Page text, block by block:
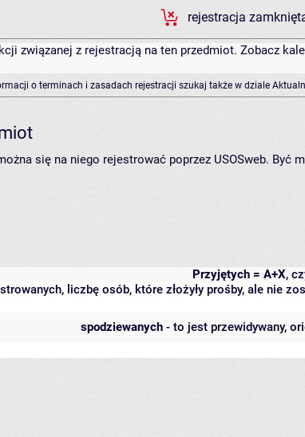
rejestracja
związanej z rejestracją na ten przedmiot. Zobacz
o terminach i zasadach rejestracji szukaj także w dziale
się na niego rejestrować poprzez USOSweb. Być
Przyjętych = A+X,
liczbę osób, które złożyły prośby, ale nie
spodziewanych - to jest przewidywany,